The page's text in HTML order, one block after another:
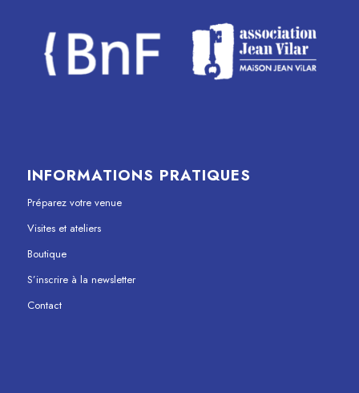
INFORMATIONS PRATIQUES
Préparez votre venue
Visites et ateliers
Boutique
S’inscrire à la newsletter
Contact